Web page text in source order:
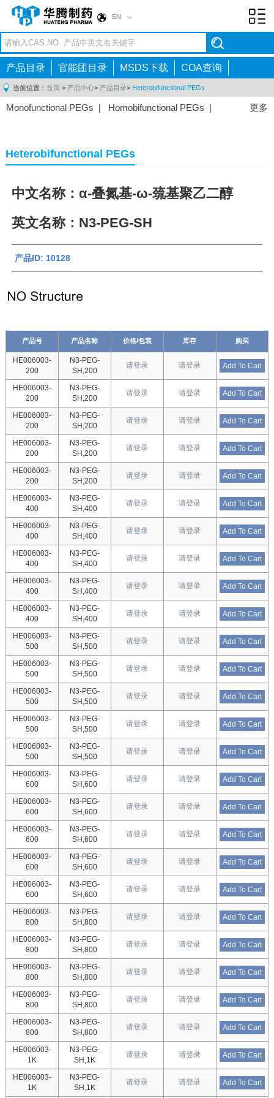
EN
产品目录 官能团目录 MSDS下载 COA查询
当前位置： 首页 > 产品中心> 产品目录> Heterobifunctional PEGs
更多
Monofunctional PEGs | Homobifunctional PEGs |
Heterobifunctional PEGs
中文名称：α-叠氮基-ω-巯基聚乙二醇
英文名称：N3-PEG-SH
产品ID: 10128
产品号 产品名称 价格/包装 库存 购买
HE006003-
200
N3-PEG-
SH,200
请登录 请登录 Add To Cart
HE006003-
200
N3-PEG-
SH,200
请登录 请登录 Add To Cart
HE006003-
200
N3-PEG-
SH,200
请登录 请登录 Add To Cart
HE006003-
200
N3-PEG-
SH,200
请登录 请登录 Add To Cart
HE006003-
200
N3-PEG-
SH,200
请登录 请登录 Add To Cart
HE006003-
400
N3-PEG-
SH,400
请登录 请登录 Add To Cart
HE006003-
400
N3-PEG-
SH,400
请登录 请登录 Add To Cart
HE006003-
400
N3-PEG-
SH,400
请登录 请登录 Add To Cart
HE006003-
400
N3-PEG-
SH,400
请登录 请登录 Add To Cart
HE006003-
400
N3-PEG-
SH,400
请登录 请登录 Add To Cart
HE006003-
500
N3-PEG-
SH,500
请登录 请登录 Add To Cart
HE006003-
500
N3-PEG-
SH,500
请登录 请登录 Add To Cart
HE006003-
500
N3-PEG-
SH,500
请登录 请登录 Add To Cart
HE006003-
500
N3-PEG-
SH,500
请登录 请登录 Add To Cart
HE006003-
500
N3-PEG-
SH,500
请登录 请登录 Add To Cart
HE006003-
600
N3-PEG-
SH,600
请登录 请登录 Add To Cart
HE006003-
600
N3-PEG-
SH,600
请登录 请登录 Add To Cart
HE006003-
600
N3-PEG-
SH,600
请登录 请登录 Add To Cart
HE006003-
600
N3-PEG-
SH,600
请登录 请登录 Add To Cart
HE006003-
600
N3-PEG-
SH,600
请登录 请登录 Add To Cart
HE006003-
800
N3-PEG-
SH,800
请登录 请登录 Add To Cart
HE006003-
800
N3-PEG-
SH,800
请登录 请登录 Add To Cart
HE006003-
800
N3-PEG-
SH,800
请登录 请登录 Add To Cart
HE006003-
800
N3-PEG-
SH,800
请登录 请登录 Add To Cart
HE006003-
800
N3-PEG-
SH,800
请登录 请登录 Add To Cart
HE006003-
1K
N3-PEG-
SH,1K
请登录 请登录 Add To Cart
HE006003-
1K
N3-PEG-
SH,1K
请登录 请登录 Add To Cart